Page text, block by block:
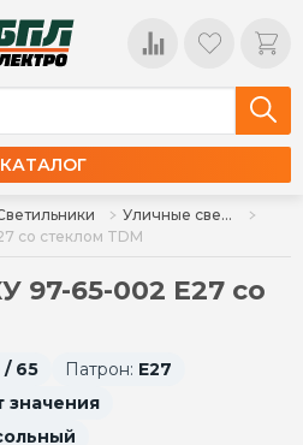
КАТАЛОГ
Уличные светильники
со стеклом TDM
97-65-002 Е27 со
/ 65 Патрон: E27
значения